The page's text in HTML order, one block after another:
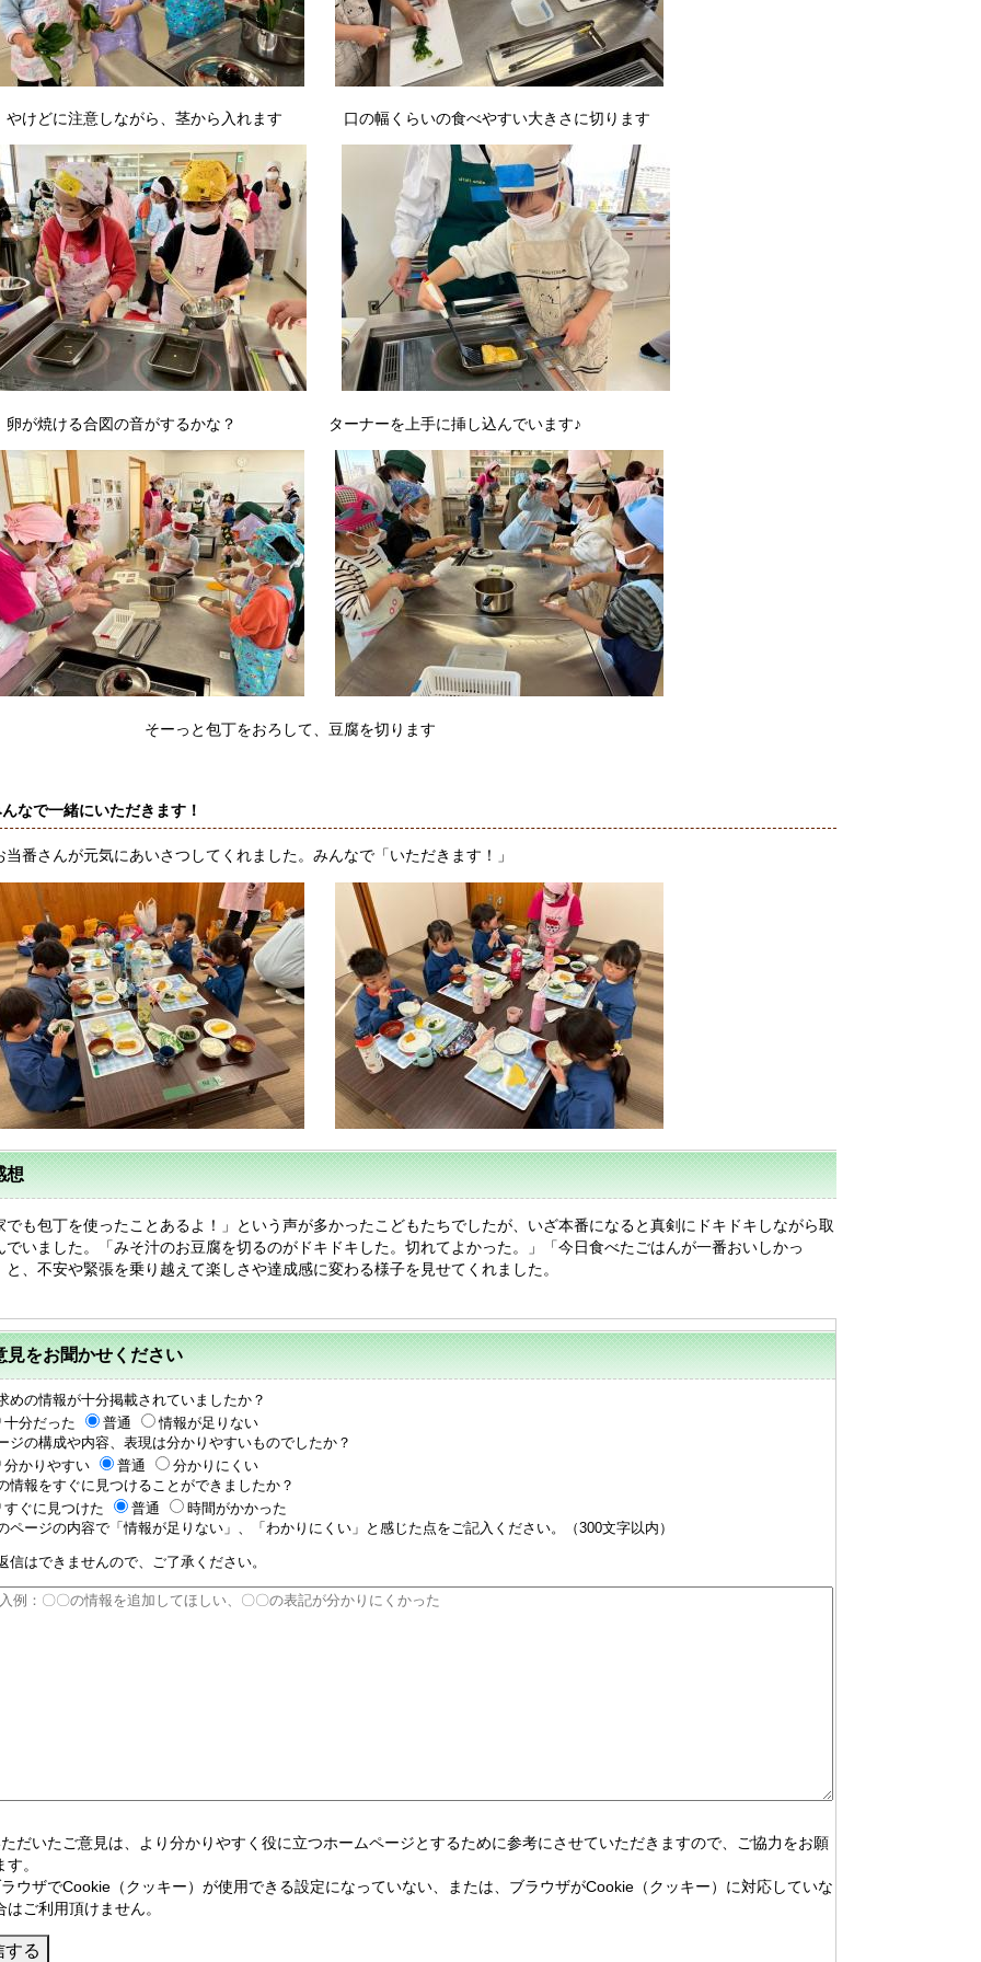
どに注意しながら、茎から入れます 口の幅くらいの食べやすい大きさに切ります
ける合図の音がするかな？ ターナーを上手に挿し込んでいます♪
っと包丁をおろして、豆腐を切ります
なで一緒にいただきます！
さんが元気にあいさつしてくれました。みんなで「いただきます！」
想
も包丁を使ったことあるよ！」という声が多かったこどもたちでしたが、いざ本番になると真剣にドキドキしながら取
でいました。「みそ汁のお豆腐を切るのがドキドキした。切れてよかった。」「今日食べたごはんが一番おいしかっ
と、不安や緊張を乗り越えて楽しさや達成感に変わる様子を見せてくれました。
見をお聞かせください
めの情報が十分掲載されていましたか？
十分だった
普通
情報が足りない
ジの構成や内容、表現は分かりやすいものでしたか？
分かりやすい
普通
分かりにくい
情報をすぐに見つけることができましたか？
すぐに見つけた
普通
時間がかかった
ページの内容で「情報が足りない」、「わかりにくい」と感じた点をご記入ください。（300文字以内）
信はできませんので、ご了承ください。
だいたご意見は、より分かりやすく役に立つホームページとするために参考にさせていただきますので、ご協力をお願
。
ウザでCookie（クッキー）が使用できる設定になっていない、または、ブラウザがCookie（クッキー）に対応していな
はご利用頂けません。